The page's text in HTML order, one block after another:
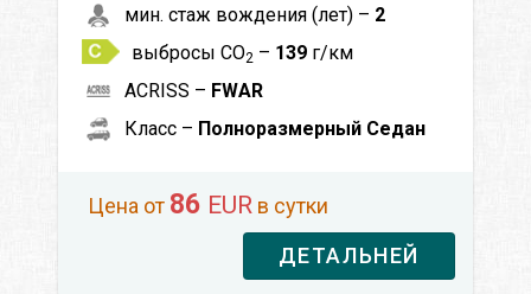
мин. стаж вождения (лет) – 2
выбросы CO2 – 139 г/км
ACRISS – FWAR
Класс – Полноразмерный Седан
Цена от 86 EUR в сутки
ДЕТАЛЬНЕЙ